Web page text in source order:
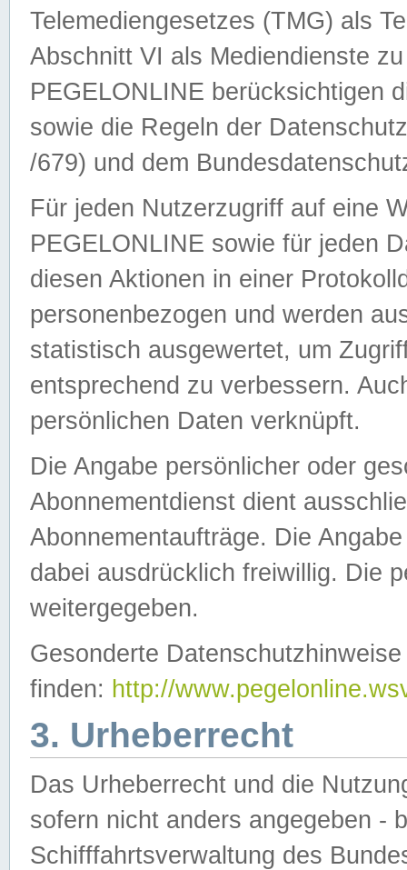
Telemediengesetzes (TMG) als
Abschnitt VI als Mediendienste
PEGELONLINE berücksichtigen
sowie die Regeln der
/679) und dem
Für jeden Nutzerzugriff auf eine
PEGELONLINE sowie für jeden
diesen Aktionen in einer
personenbezogen und werden
statistisch ausgewertet, um
entsprechend zu verbessern.
persönlichen Daten verknüpft.
Die Angabe persönlicher oder
Abonnementdienst dient
Abonnementaufträge. Die
dabei ausdrücklich freiwillig. Die
weitergegeben.
Gesonderte
finden: http://
3. Urheberrecht
Das Urheberrecht und die
sofern nicht anders angegeben -
Schifffahrtsverwaltung des